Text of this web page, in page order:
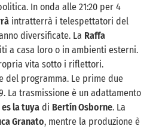
In onda alle 21:20 per 4
intratterrà i telespettatori del
diversificate. La Raffa
a casa loro o in ambienti esterni.
vita sotto i riflettori.
del programma. Le prime due
La trasmissione è un adattamento
es la tuya di Bertín Osborne. La
Granato, mentre la produzione è